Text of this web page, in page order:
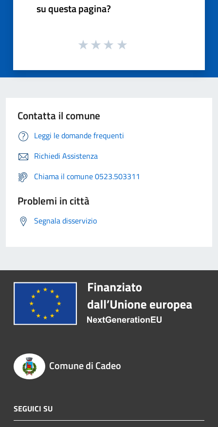
su questa pagina?
Contatta il comune
Leggi le domande frequenti
Richiedi Assistenza
Chiama il comune 0523.503311
Problemi in città
Segnala disservizio
Comune di Cadeo
SEGUICI SU